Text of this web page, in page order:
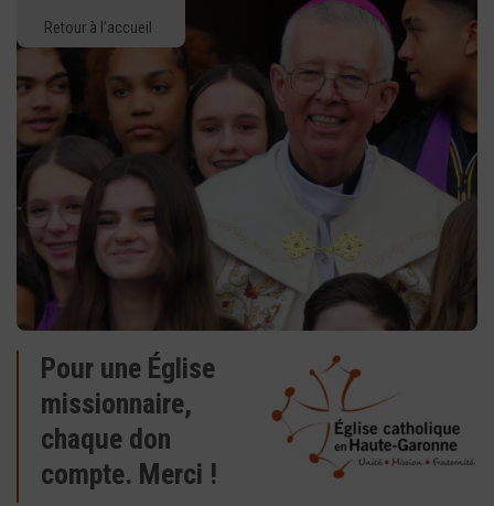
Retour à l’accueil
Pour une Église
missionnaire,
chaque don
compte. Merci !